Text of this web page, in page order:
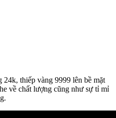
24k, thiếp vàng 9999 lên bề mặt
về chất lượng cũng như sự tỉ mỉ